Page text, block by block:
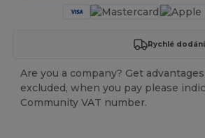
Rychlé dodání
Are you a company? Get
excluded, when you pay please
Community VAT number.